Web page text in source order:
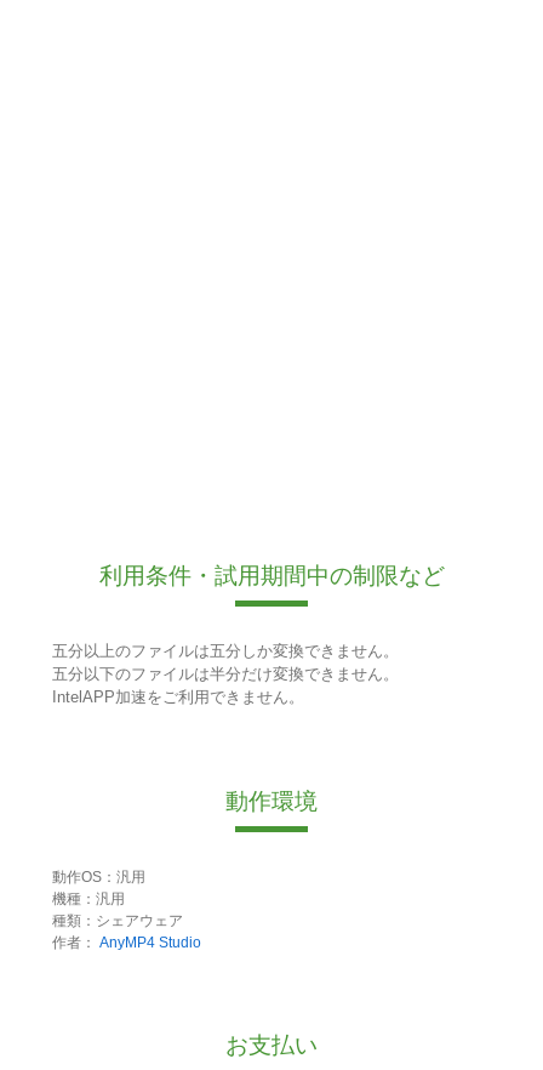
利用条件・試用期間中の制限など
五分以上のファイルは五分しか変換できません。
五分以下のファイルは半分だけ変換できません。
IntelAPP加速をご利用できません。
動作環境
動作OS：汎用
機種：汎用
種類：シェアウェア
作者： AnyMP4 Studio
お支払い